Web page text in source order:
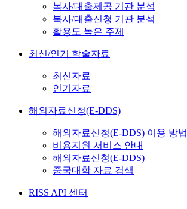
복사/대출제공 기관 분석
복사/대출신청 기관 분석
활용도 높은 주제
최신/인기 학술자료
최신자료
인기자료
해외자료신청(E-DDS)
해외자료신청(E-DDS) 이용 방법
비용지원 서비스 안내
해외자료신청(E-DDS)
중국대학 자료 검색
RISS API 센터